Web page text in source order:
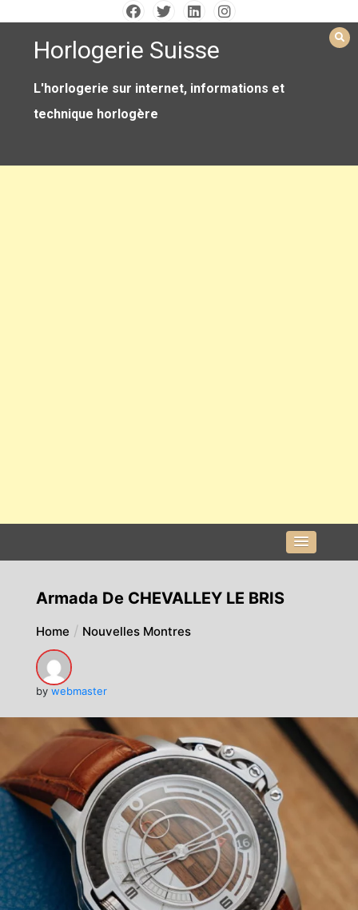
contentHorlogerie Suisse
L'horlogerie sur internet, informations et
technique horlogère
Armada De CHEVALLEY LE BRIS
Home Nouvelles Montres
by webmaster